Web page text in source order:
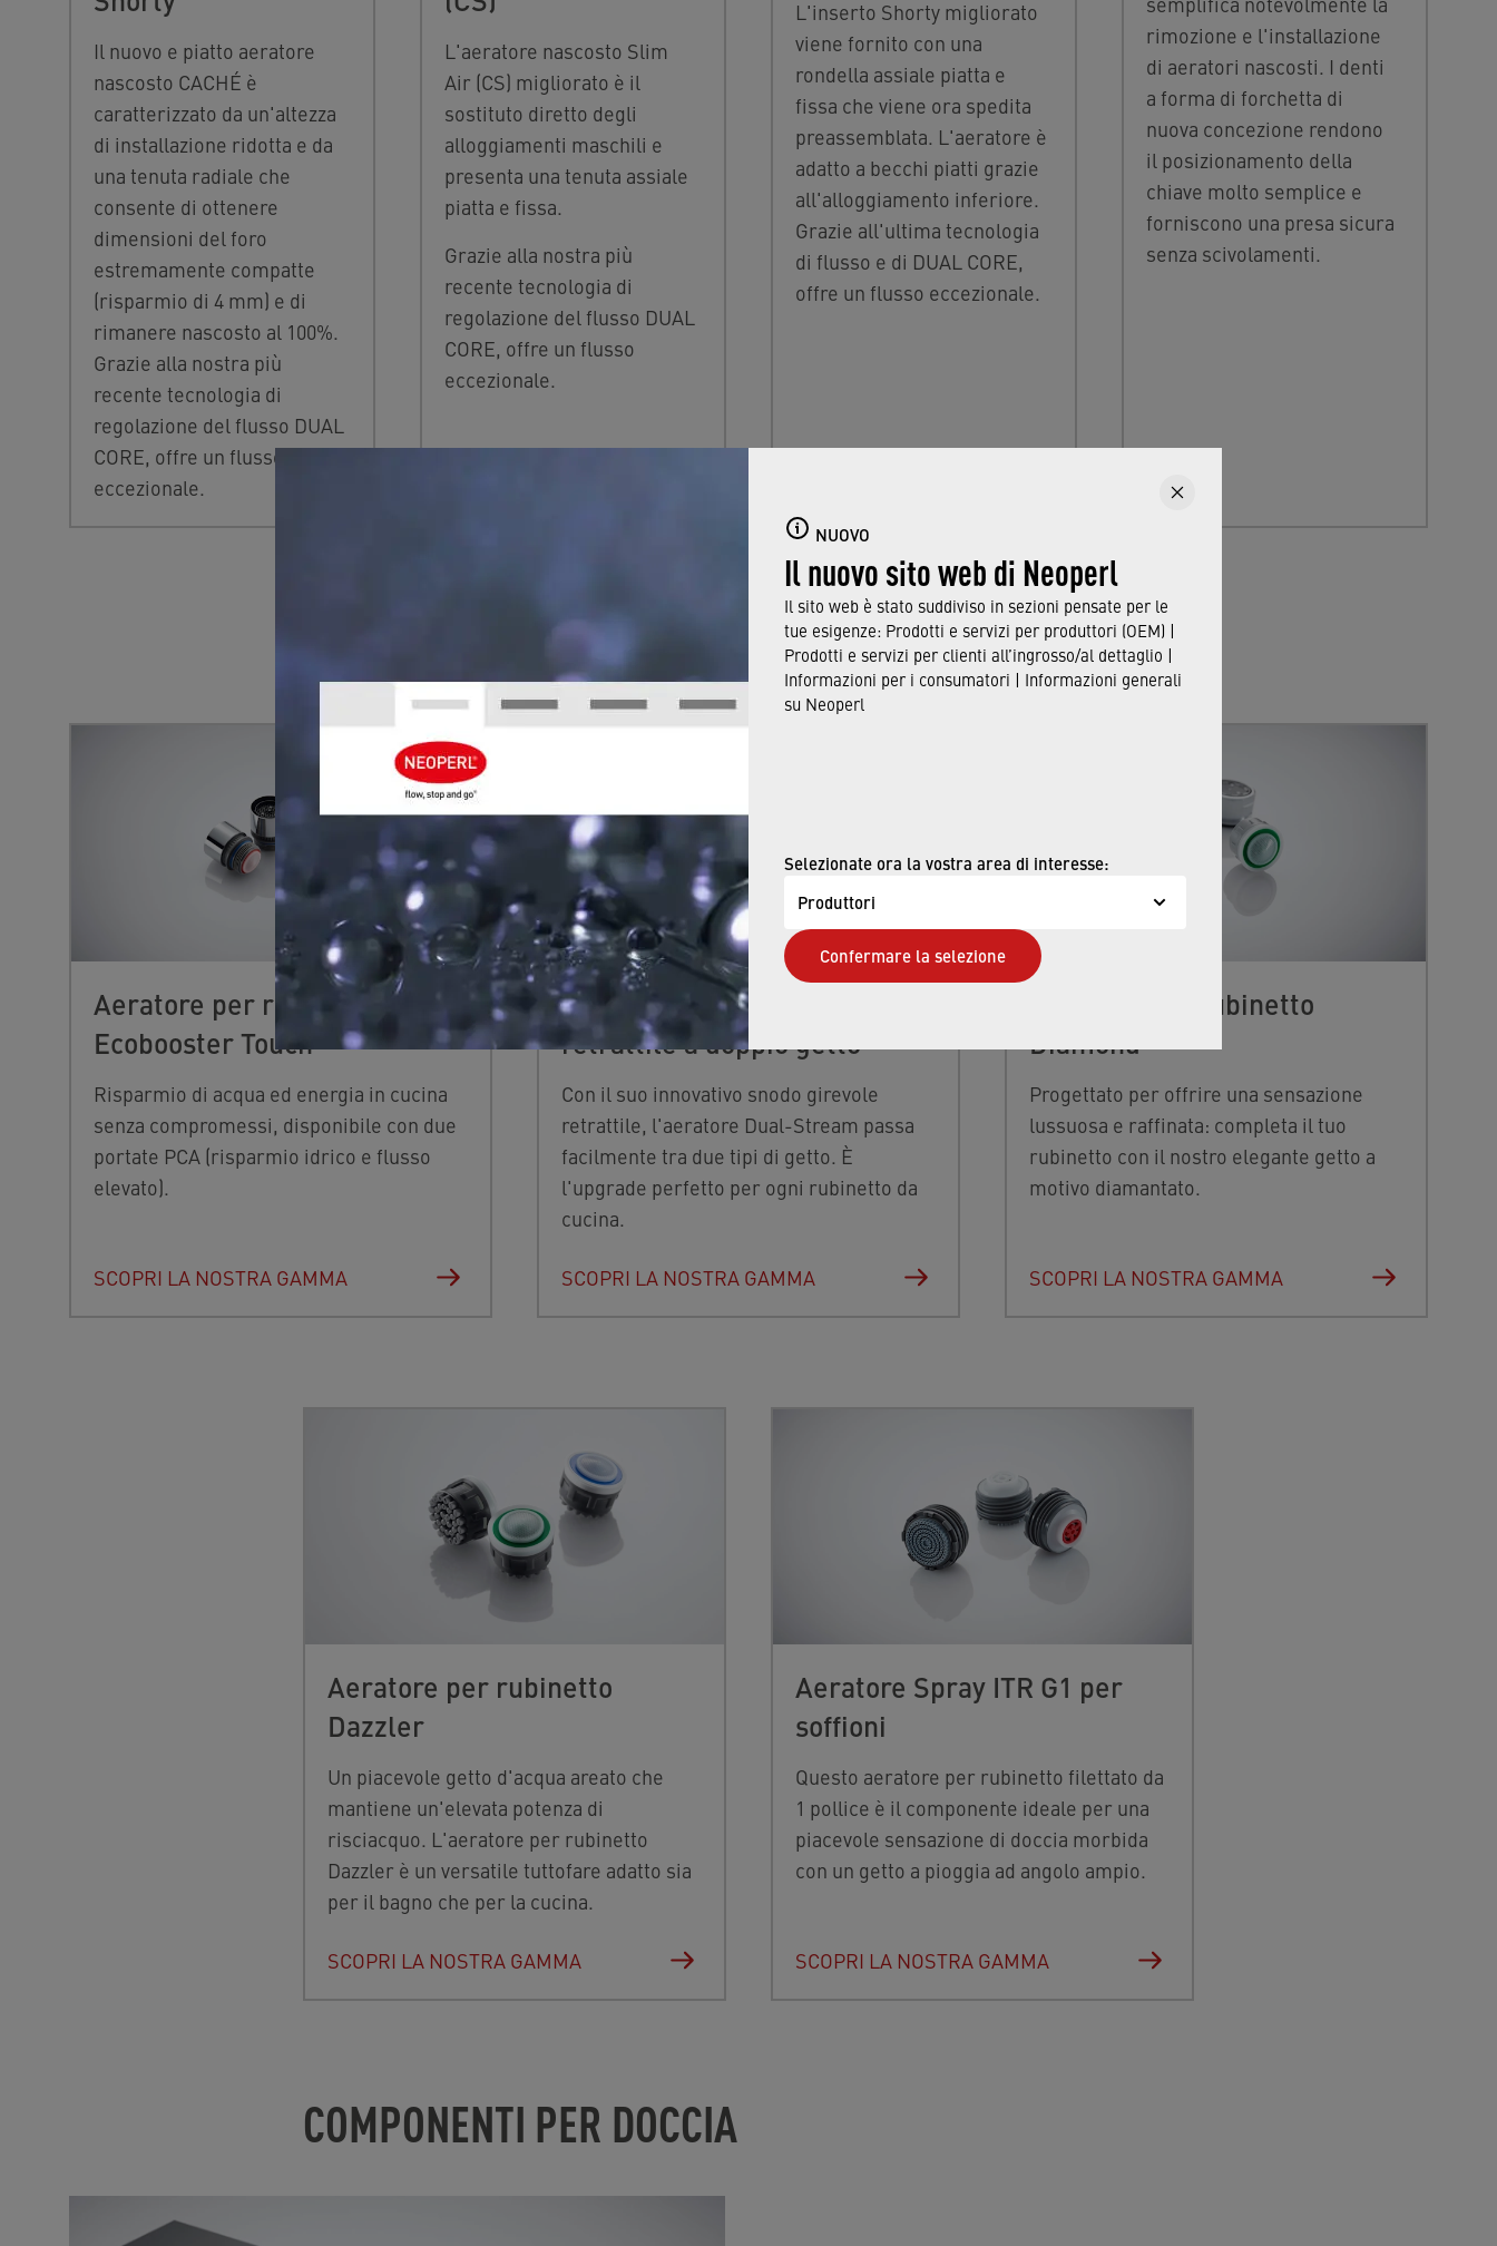
NUOVO
Il nuovo sito web di Neoperl
Il sito web è stato suddiviso in sezioni pensate per le
tue esigenze: Prodotti e servizi per produttori (OEM) |
Prodotti e servizi per clienti all’ingrosso/al dettaglio |
Informazioni per i consumatori | Informazioni generali
su Neoperl
Selezionate ora la vostra area di interesse:
Produttori
Confermare la selezione
Il nuovo e piatto aeratore
nascosto CACHÉ è
caratterizzato da un'altezza
di installazione ridotta e da
una tenuta radiale che
consente di ottenere
dimensioni del foro
estremamente compatte
(risparmio di 4 mm) e di
rimanere nascosto al 100%.
Grazie alla nostra più
recente tecnologia di
regolazione del flusso DUAL
CORE, offre un flusso
eccezionale.
L'aeratore nascosto Slim
Air (CS) migliorato è il
sostituto diretto degli
alloggiamenti maschili e
presenta una tenuta assiale
piatta e fissa.
Grazie alla nostra più
recente tecnologia di
regolazione del flusso DUAL
CORE, offre un flusso
eccezionale.
L'inserto Shorty migliorato
viene fornito con una
rondella assiale piatta e
fissa che viene ora spedita
preassemblata. L'aeratore è
adatto a becchi piatti grazie
all'alloggiamento inferiore.
Grazie all'ultima tecnologia
di flusso e di DUAL CORE,
offre un flusso eccezionale.
rimozione e l'installazione
di aeratori nascosti. I denti
a forma di forchetta di
nuova concezione rendono
il posizionamento della
chiave molto semplice e
forniscono una presa sicura
senza scivolamenti.
ALTRE INNOVAZIONI PER AERATORI
Aeratore per rubinetto Mini
Ecobooster Touch
Risparmio di acqua ed energia in cucina
senza compromessi, disponibile con due
portate PCA (risparmio idrico e flusso
elevato).
SCOPRI LA NOSTRA GAMMA
Aeratore per rubinetto
retrattile a doppio getto
Con il suo innovativo snodo girevole
retrattile, l'aeratore Dual-Stream passa
facilmente tra due tipi di getto. È
l'upgrade perfetto per ogni rubinetto da
cucina.
SCOPRI LA NOSTRA GAMMA
Aeratore per rubinetto
Diamond
Progettato per offrire una sensazione
lussuosa e raffinata: completa il tuo
rubinetto con il nostro elegante getto a
motivo diamantato.
SCOPRI LA NOSTRA GAMMA
Aeratore per rubinetto
Dazzler
Un piacevole getto d'acqua areato che
mantiene un'elevata potenza di
risciacquo. L'aeratore per rubinetto
Dazzler è un versatile tuttofare adatto sia
per il bagno che per la cucina.
SCOPRI LA NOSTRA GAMMA
Aeratore Spray ITR G1 per
soffioni
Questo aeratore per rubinetto filettato da
1 pollice è il componente ideale per una
piacevole sensazione di doccia morbida
con un getto a pioggia ad angolo ampio.
SCOPRI LA NOSTRA GAMMA
COMPONENTI PER DOCCIA